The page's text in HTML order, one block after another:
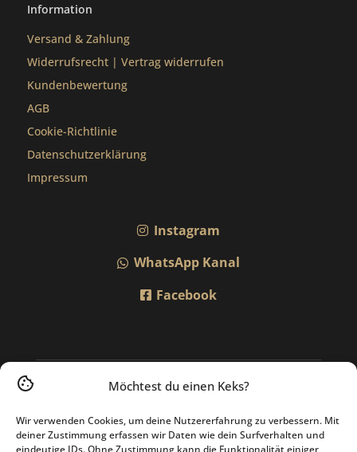
Möchtest du einen Keks?
Wir verwenden Cookies, um deine Nutzererfahrung zu verbessern. Mit
deiner Zustimmung erfassen wir Daten wie dein Surfverhalten und
eindeutige IDs. Ohne Zustimmung kann die Funktionalität einiger
Information
Versand & Zahlung
Widerrufsrecht |Vertrag widerrufen
Kundenbewertung
AGB
Cookie-Richtlinie
Datenschutzerklärung
Impressum
Instagram
WhatsApp Kanal
Facebook